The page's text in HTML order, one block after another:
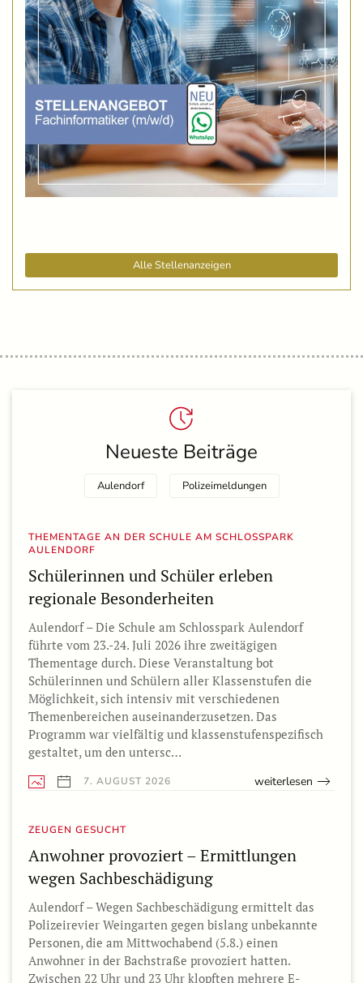
Alle Stellenanzeigen
Neueste Beiträge
Aulendorf Polizeimeldungen
THEMENTAGE AN DER SCHULE AM SCHLOSSPARK
AULENDORF
Schülerinnen und Schüler erleben
regionale Besonderheiten
Aulendorf – Die Schule am Schlosspark Aulendorf
führte vom 23.-24. Juli 2026 ihre zweitägigen
Thementage durch. Diese Veranstaltung bot
Schülerinnen und Schülern aller Klassenstufen die
Möglichkeit, sich intensiv mit verschiedenen
Themenbereichen auseinanderzusetzen. Das
Programm war vielfältig und klassenstufenspezifisch
gestaltet, um den untersc…
7. AUGUST 2026 weiterlesen
ZEUGEN GESUCHT
Anwohner provoziert – Ermittlungen
wegen Sachbeschädigung
Aulendorf – Wegen Sachbeschädigung ermittelt das
Polizeirevier Weingarten gegen bislang unbekannte
Personen, die am Mittwochabend (5.8.) einen
Anwohner in der Bachstraße provoziert hatten.
Zwischen 22 Uhr und 23 Uhr klopften mehrere E-